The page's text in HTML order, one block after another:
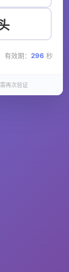
有效期： 296 秒
再次验证